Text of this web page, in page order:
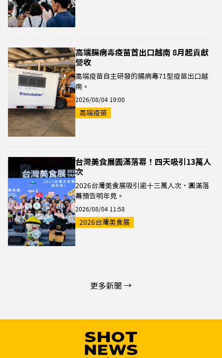
高端腸病毒疫苗首出口越南 8月起貢獻
營收
高端疫苗自主研發的腸病毒71型疫苗出口越
南。
2026/08/04 19:00
高端疫苗
台灣美食展圓滿落幕！四天吸引13萬人
次
2026台灣美食展吸引逾十三萬人次，圓滿落
幕預告明年見。
2026/08/04 11:58
2026台灣美食展
更多新聞 →